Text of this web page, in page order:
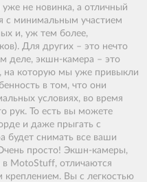
не новинка, а отличный
с минимальным участием
и, уж тем более,
Для других – это нечто
деле, экшн-камера – это
на которую мы уже привыкли
в том, что они
условиях, во время
рук. То есть вы можете
и даже прыгать с
будет снимать все ваши
просто! Экшн-камеры,
MotoStuff, отличаются
Вы с легкостью